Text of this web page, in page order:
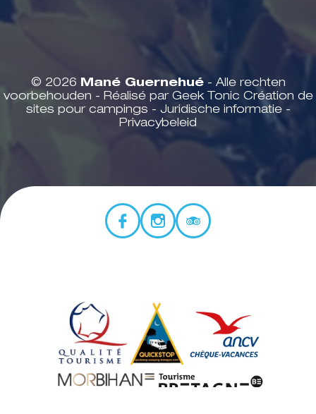
© 2026 Mané Guernehué- Alle rechten
voorbehouden - Réalisé par Geek Tonic Création de
sites pour campings - Juridische informatie -
Privacybeleid